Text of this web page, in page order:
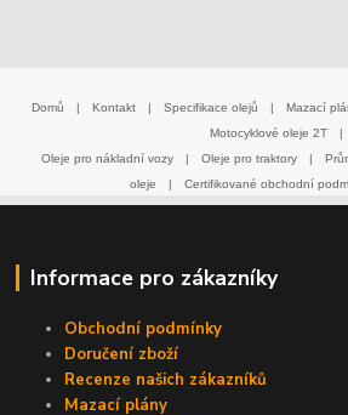
Domů | Kontakt | Specifikace olejů | Mazací
Motocyklové oleje 2T
|
Oleje pro nákladní vozy
| Oleje pro traktory |
oleje
| Certifikované obchodní
Informace pro zákazníky
Obchodní podmínky
Doručení zboží
Recenze našich zákazníků
Mazací plány